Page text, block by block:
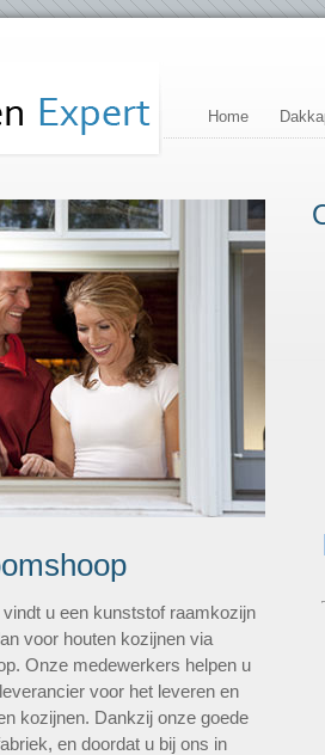
Home
u een kunststof raamkozijn
voor houten kozijnen via
Onze medewerkers helpen u
voor het leveren en
kozijnen. Dankzij onze goede
en doordat u bij ons in